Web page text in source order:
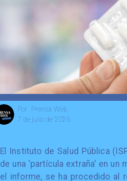
Prensa Web
Por
7 de julio de 2026
El Instituto de Salud Pública
de una 'partícula extraña' en un
el informe, se ha procedido al